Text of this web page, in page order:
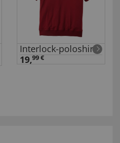
Interlock-poloshirt
19,99 €